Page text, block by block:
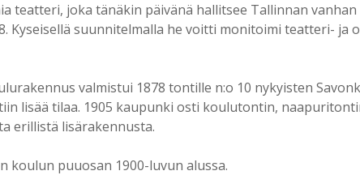
teatteri, joka tänäkin päivänä hallitsee Tallinnan
Kyseisellä suunnitelmalla he voitti monitoimi teatteri-
valmistui 1878 tontille n:o 10 nykyisten
lisää tilaa. 1905 kaupunki osti koulutontin,
erillistä lisärakennusta.
koulun puuosan 1900-luvun alussa.